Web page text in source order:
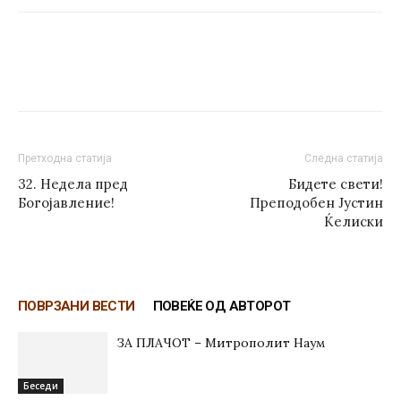
Претходна статија
32. Недела пред
Богојавление!
Следна статија
Бидете свети!
Преподобен Јустин
Ќелиски
ПОВРЗАНИ ВЕСТИ ПОВЕЌЕ ОД АВТОРОТ
Беседи
ЗА ПЛАЧОТ – Митрополит Наум